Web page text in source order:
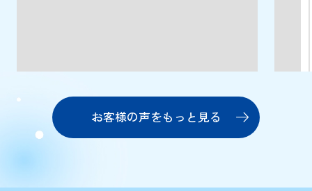
お客様の声をもっと見る